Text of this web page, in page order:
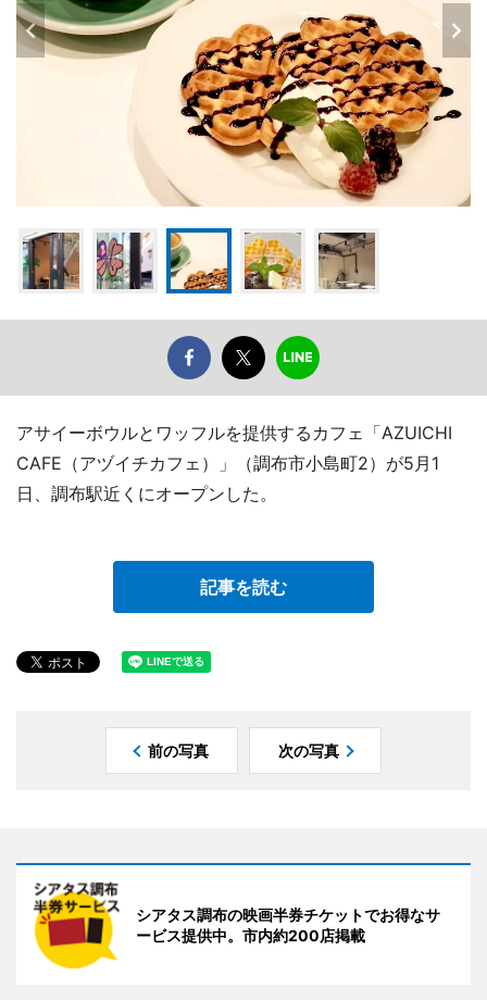
アサイーボウルとワッフルを提供するカフェ「AZUICHI
CAFE（アヅイチカフェ）」（調布市小島町2）が5月1
日、調布駅近くにオープンした。
記事を読む
前の写真 次の写真
シアタス調布の映画半券チケットでお得なサ
ービス提供中。市内約200店掲載